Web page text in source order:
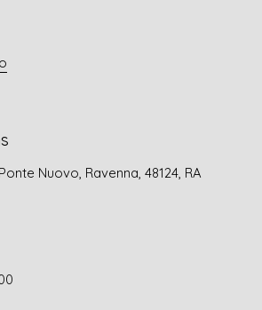
Nuovo, Ravenna, 48124, RA